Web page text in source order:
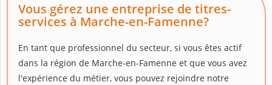
Vous gérez une entreprise de titres-
services à Marche-en-Famenne?
En tant que professionnel du secteur, si vous êtes actif
dans la région de Marche-en-Famenne et que vous avez
l'expérience du métier, vous pouvez rejoindre notre